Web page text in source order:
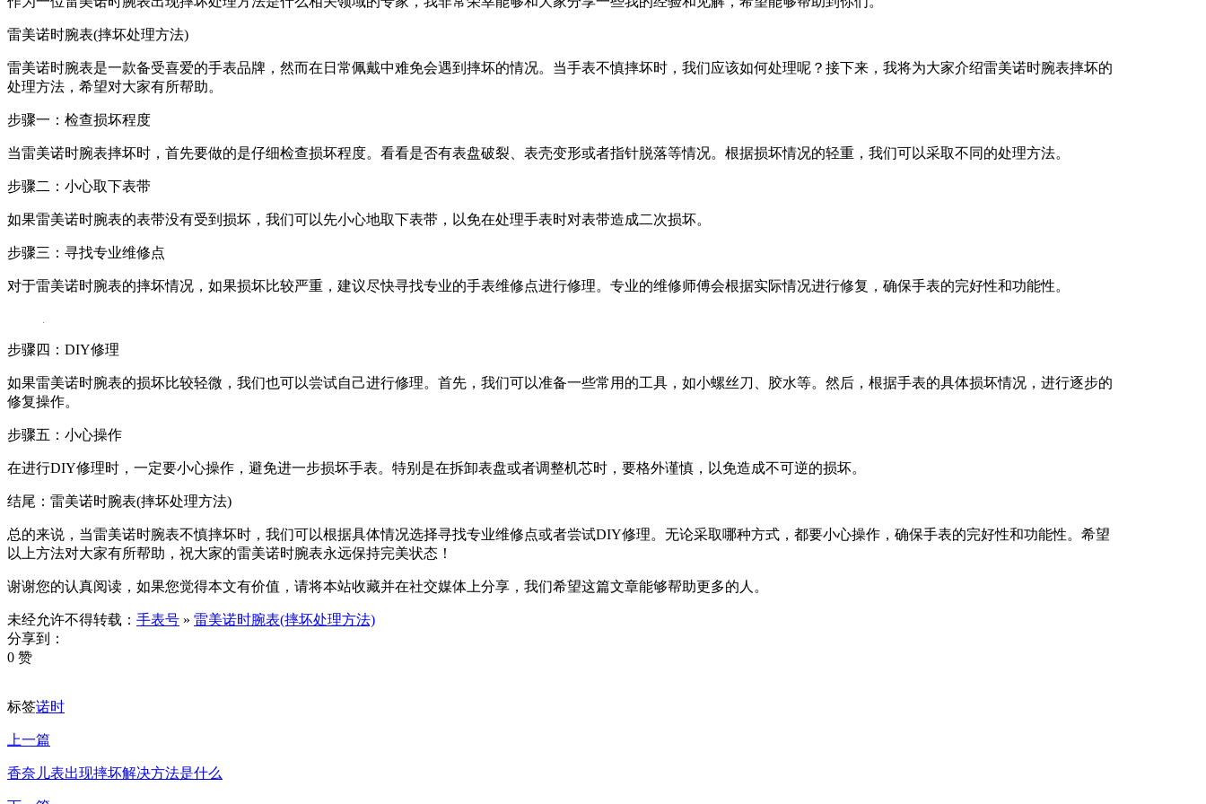
雷美诺时腕表(摔坏处理方法)
雷美诺时腕表是一款备受喜爱的手表品牌，然而在日常佩戴中难免会遇到摔坏的情况。当手表不慎摔坏时，我们应该如何处理呢？接下来，我将为大家介绍雷美诺时腕表摔坏的
处理方法，希望对大家有所帮助。
步骤一：检查损坏程度
当雷美诺时腕表摔坏时，首先要做的是仔细检查损坏程度。看看是否有表盘破裂、表壳变形或者指针脱落等情况。根据损坏情况的轻重，我们可以采取不同的处理方法。
步骤二：小心取下表带
如果雷美诺时腕表的表带没有受到损坏，我们可以先小心地取下表带，以免在处理手表时对表带造成二次损坏。
步骤三：寻找专业维修点
对于雷美诺时腕表的摔坏情况，如果损坏比较严重，建议尽快寻找专业的手表维修点进行修理。专业的维修师傅会根据实际情况进行修复，确保手表的完好性和功能性。
步骤四：DIY修理
如果雷美诺时腕表的损坏比较轻微，我们也可以尝试自己进行修理。首先，我们可以准备一些常用的工具，如小螺丝刀、胶水等。然后，根据手表的具体损坏情况，进行逐步的
修复操作。
步骤五：小心操作
在进行DIY修理时，一定要小心操作，避免进一步损坏手表。特别是在拆卸表盘或者调整机芯时，要格外谨慎，以免造成不可逆的损坏。
结尾：雷美诺时腕表(摔坏处理方法)
总的来说，当雷美诺时腕表不慎摔坏时，我们可以根据具体情况选择寻找专业维修点或者尝试DIY修理。无论采取哪种方式，都要小心操作，确保手表的完好性和功能性。希望
以上方法对大家有所帮助，祝大家的雷美诺时腕表永远保持完美状态！
谢谢您的认真阅读，如果您觉得本文有价值，请将本站收藏并在社交媒体上分享，我们希望这篇文章能够帮助更多的人。
未经允许不得转载： 手表号 » 雷美诺时腕表(摔坏处理方法)
分享到：
0 赞
标签诺时
上一篇
香奈儿表出现摔坏解决方法是什么